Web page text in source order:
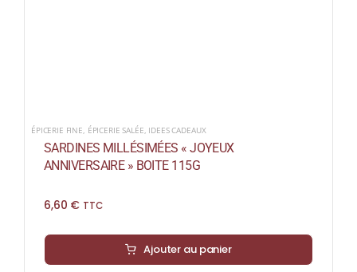
ÉPICERIE FINE ÉPICERIE SALÉE IDEES CADEAUX
SARDINES MILLÉSIMÉES « JOYEUX
ANNIVERSAIRE » BOITE 115G
6,60 € TTC
Ajouter au panier